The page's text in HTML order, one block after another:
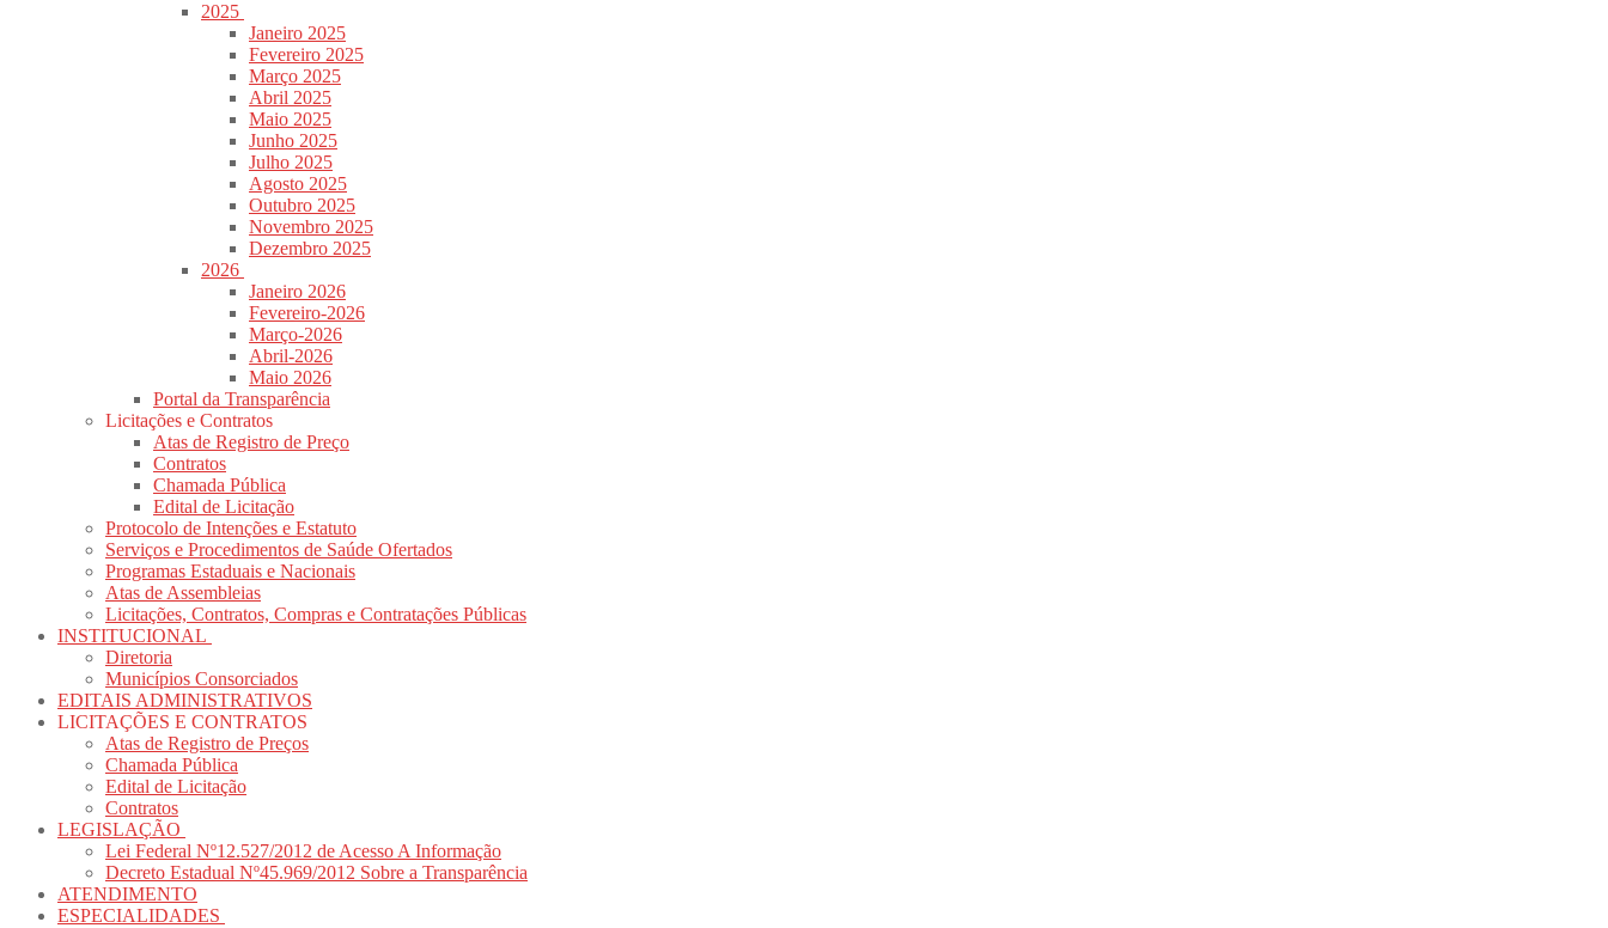
2025
Janeiro 2025
Fevereiro 2025
Março 2025
Abril 2025
Maio 2025
Junho 2025
Julho 2025
Agosto 2025
Outubro 2025
Novembro 2025
Dezembro 2025
2026
Janeiro 2026
Fevereiro-2026
Março-2026
Abril-2026
Maio 2026
Portal da Transparência
Licitações e Contratos
Atas de Registro de Preço
Contratos
Chamada Pública
Edital de Licitação
Protocolo de Intenções e Estatuto
Serviços e Procedimentos de Saúde Ofertados
Programas Estaduais e Nacionais
Atas de Assembleias
Licitações, Contratos, Compras e Contratações Públicas
INSTITUCIONAL
Diretoria
Municípios Consorciados
EDITAIS ADMINISTRATIVOS
LICITAÇÕES E CONTRATOS
Atas de Registro de Preços
Chamada Pública
Edital de Licitação
Contratos
LEGISLAÇÃO
Lei Federal Nº12.527/2012 de Acesso A Informação
Decreto Estadual Nº45.969/2012 Sobre a Transparência
ATENDIMENTO
ESPECIALIDADES